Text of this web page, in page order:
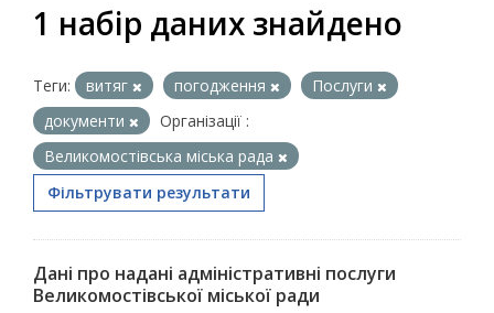
1 набір даних знайдено
Теги: витяг погодження
Послуги
документи
Організації :
Великомостівська міська рада
Фільтрувати результати
Дані про надані адміністративні послуги
Великомостівської міської ради